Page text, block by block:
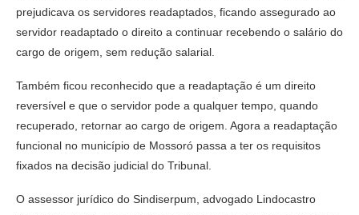
prejudicava os servidores readaptados, ficando assegurado ao
servidor readaptado o direito a continuar recebendo o salário do
cargo de origem, sem redução salarial.
Também ficou reconhecido que a readaptação é um direito
reversível e que o servidor pode a qualquer tempo, quando
recuperado, retornar ao cargo de origem. Agora a readaptação
funcional no município de Mossoró passa a ter os requisitos
fixados na decisão judicial do Tribunal.
O assessor jurídico do Sindiserpum, advogado Lindocastro